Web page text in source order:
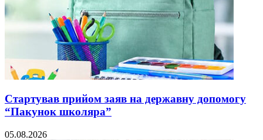
Стартував прийом заяв на державну допомогу
“Пакунок школяра”
05.08.2026